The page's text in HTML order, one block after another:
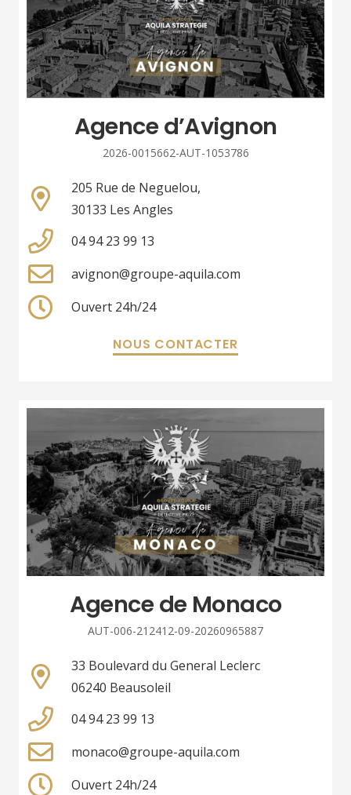
Agence d’Avignon
2026-0015662-AUT-1053786
205 Rue de Neguelou,
30133 Les Angles
04 94 23 99 13
avignon@groupe-aquila.com
Ouvert 24h/24
NOUS CONTACTER
Agence de Monaco
AUT-006-212412-09-20260965887
33 Boulevard du General Leclerc
06240 Beausoleil
04 94 23 99 13
monaco@groupe-aquila.com
Ouvert 24h/24